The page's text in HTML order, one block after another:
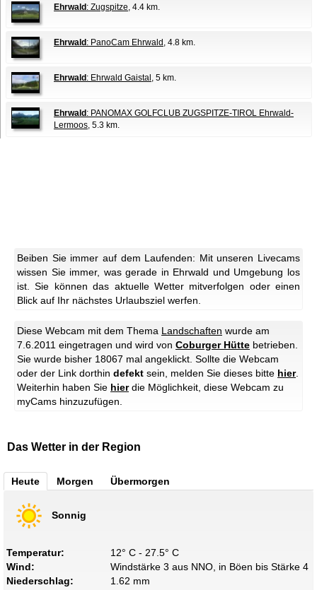
Ehrwald: Zugspitze , 4.4 km.
Ehrwald: PanoCam Ehrwald , 4.8 km.
Ehrwald: Ehrwald Gaistal , 5 km.
Ehrwald: PANOMAX GOLFCLUB ZUGSPITZE-TIROL Ehrwald-
Lermoos , 5.3 km.
Beiben Sie immer auf dem Laufenden: Mit unseren Livecams
wissen Sie immer, was gerade in Ehrwald und Umgebung los
ist. Sie können das aktuelle Wetter mitverfolgen oder einen
Blick auf Ihr nächstes Urlaubsziel werfen.
Diese Webcam mit dem Thema Landschaften wurde am
7.6.2011 eingetragen und wird von Coburger Hütte betrieben.
Sie wurde bisher 18067 mal angeklickt. Sollte die Webcam
oder der Link dorthin defekt sein, melden Sie dieses bitte hier.
Weiterhin haben Sie hierdie Möglichkeit, diese Webcam zu
myCams hinzuzufügen.
Das Wetter in der Region
Heute Morgen Übermorgen
Sonnig
Temperatur:
12° C - 27.5° C
Wind:
Windstärke 3 aus NNO, in Böen bis Stärke 4
Niederschlag:
1.62 mm